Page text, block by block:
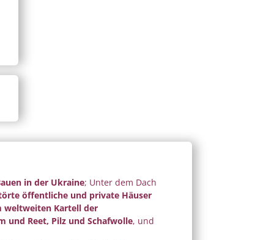
in der Ukraine; Unter dem Dach
öffentliche und private Häuser
weltweiten Kartell der
und Reet, Pilz und Schafwolle, und